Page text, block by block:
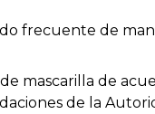
frecuente de
mascarilla de
de la